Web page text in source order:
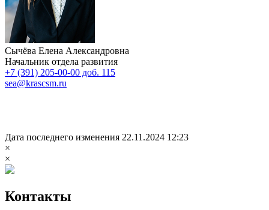
Сычёва Елена Александровна
Начальник отдела развития
+7 (391) 205-00-00 доб. 115
sea@krascsm.ru
Дата последнего изменения 22.11.2024 12:23
×
×
Контакты